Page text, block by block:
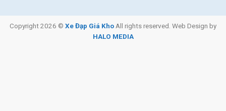
Copyright 2026 © Xe Đạp Giá Kho All rights reserved. Web Design by
HALO MEDIA